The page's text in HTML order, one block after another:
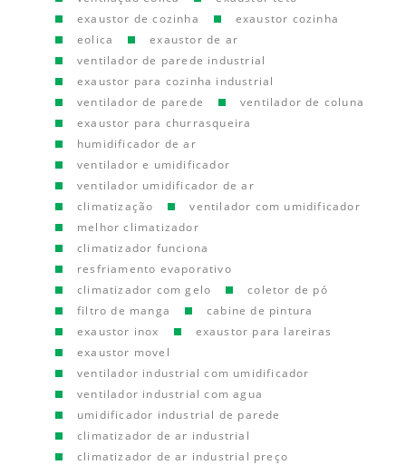
exaustor de cozinha
exaustor cozinha
eolica
exaustor de ar
ventilador de parede industrial
exaustor para cozinha industrial
ventilador de parede
ventilador de coluna
exaustor para churrasqueira
humidificador de ar
ventilador e umidificador
ventilador umidificador de ar
climatização
ventilador com umidificador
melhor climatizador
climatizador funciona
resfriamento evaporativo
climatizador com gelo
coletor de pó
filtro de manga
cabine de pintura
exaustor inox
exaustor para lareiras
exaustor movel
ventilador industrial com umidificador
ventilador industrial com agua
umidificador industrial de parede
climatizador de ar industrial
climatizador de ar industrial preço